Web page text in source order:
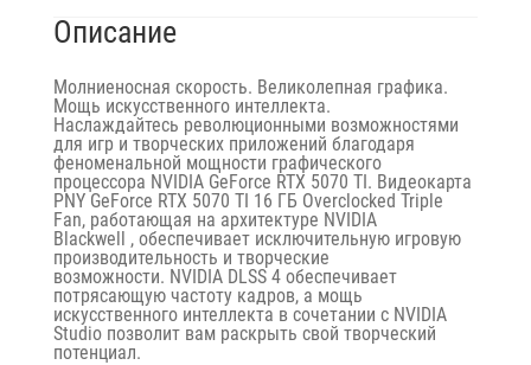
Описание
Молниеносная скорость. Великолепная графика.
Мощь искусственного интеллекта.
Наслаждайтесь революционными возможностями
для игр и творческих приложений благодаря
феноменальной мощности графического
процессора NVIDIA GeForce RTX 5070 TI. Видеокарта
PNY GeForce RTX 5070 TI 16 ГБ Overclocked Triple
Fan, работающая на архитектуре NVIDIA
Blackwell , обеспечивает исключительную игровую
производительность и творческие
возможности. NVIDIA DLSS 4 обеспечивает
потрясающую частоту кадров, а мощь
искусственного интеллекта в сочетании с NVIDIA
Studio позволит вам раскрыть свой творческий
потенциал.